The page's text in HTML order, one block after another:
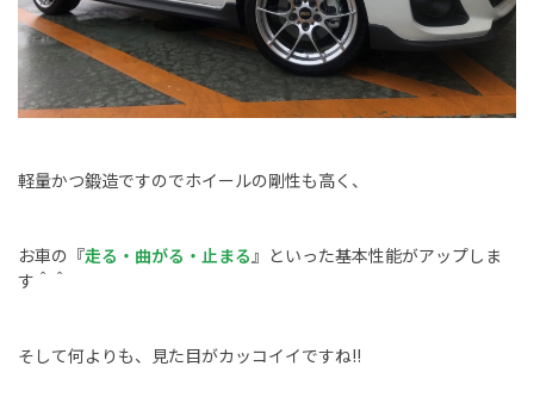
軽量かつ鍛造ですのでホイールの剛性も高く、
お車の『走る・曲がる・止まる 』といった基本性能がアップしま
す＾＾
そして何よりも、見た目がカッコイイですね!!